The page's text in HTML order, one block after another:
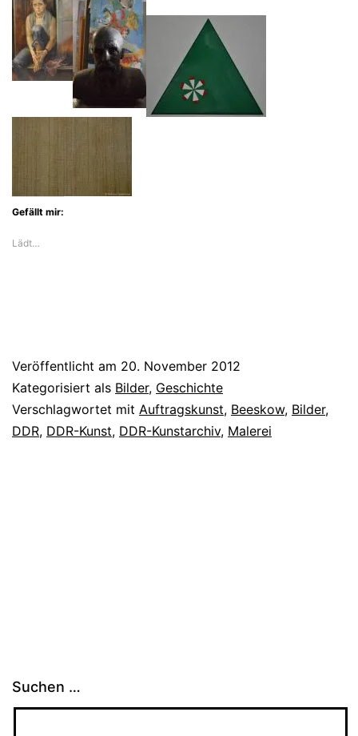
Gefällt mir:
Lädt…
Veröffentlicht am 20. November 2012
Kategorisiert als Bilder, Geschichte
Verschlagwortet mit Auftragskunst, Beeskow, Bilder,
DDR, DDR-Kunst, DDR-Kunstarchiv, Malerei
Suchen …